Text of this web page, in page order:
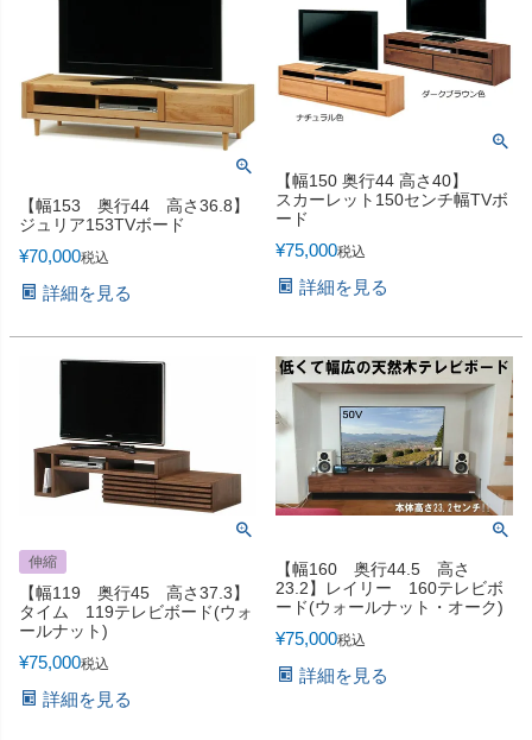
【幅153 奥行44 高さ36.8】
ジュリア153TVボード
¥70,000税込
詳細を見る
【幅150 奥行44 高さ40】
スカーレット150センチ幅TVボ
ード
¥75,000税込
詳細を見る
伸縮
【幅119 奥行45 高さ37.3】
タイム 119テレビボード(ウォ
ールナット)
¥75,000税込
詳細を見る
【幅160 奥行44.5 高さ
23.2】レイリー 160テレビボ
ード(ウォールナット・オーク)
¥75,000税込
詳細を見る